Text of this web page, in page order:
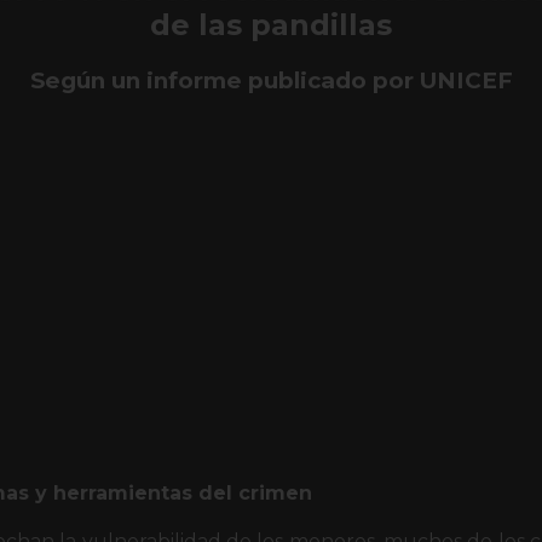
de las pandillas
Según un informe publicado por UNICEF
y herramientas del crimen